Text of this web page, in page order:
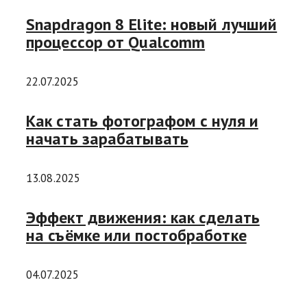
Snapdragon 8 Elite: новый лучший
процессор от Qualcomm
22.07.2025
Как стать фотографом с нуля и
начать зарабатывать
13.08.2025
Эффект движения: как сделать
на съёмке или постобработке
04.07.2025